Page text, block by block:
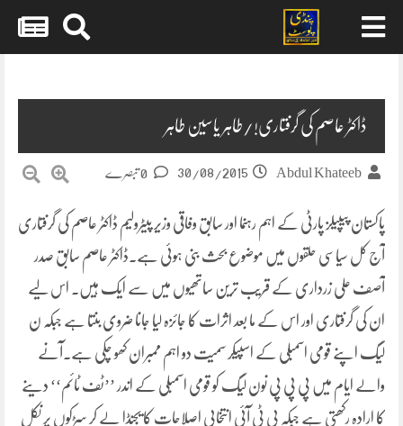
ڈاکٹر عاصم کی گرفتاری!/طاہر یاسین طاہر
Abdul Khateeb
30/08/2015
پاکستان پیپیلز پارٹی کے اہم رہنما اور سابق وفاقی وزیر پیٹرولیم ڈاکٹر عاصم کی گرفتاری
آج کل سیاسی حلقوں میں موضوع بحث بنی ہوئی ہے۔ڈاکٹر عاصم سابق صدر
آصف علی زرداری کے قریب ترین ساتھیوں میں سے ایک ہیں۔ اس لیے
ان کی گرفتاری اور اس کے ما بعد اثرات کا جائزہ لیا جانا ضروی بنتا ہے جبکہ ن
لیگ اپنے قومی اسمبلی کے اسپیکر سمیت دو اہم ممبران کھو چکی ہے۔آنے
والے ایام میں پی پی پی نون لیگ کو قومی اسمبلی کے اندر ’’ٹف ٹائم‘‘ دینے
کا ارادہ رکھتی ہے جبکہ پی ٹی آئی انتخابی اصلاحات کا یجنڈا لے کر سڑکوں پر نکل